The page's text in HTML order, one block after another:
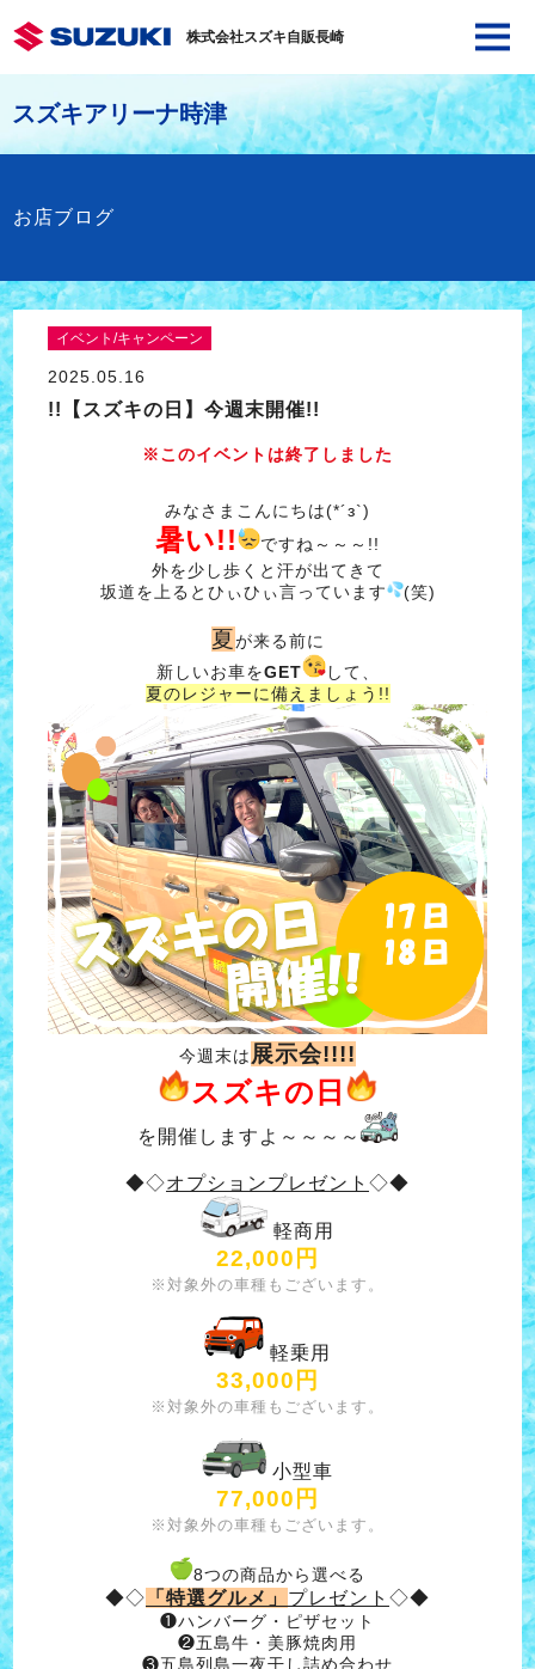
株式会社スズキ自販長崎
スズキアリーナ時津
お店ブログ
イベント/キャンペーン
2025.05.16
!!【スズキの日】今週末開催!!
※このイベントは終了しました
みなさまこんにちは(*´з`)
暑い!!
ですね～～～!!
外を少し歩くと汗が出てきて
坂道を上るとひぃひぃ言っています
(笑)
夏が来る前に
新しいお車をGET
して、
夏のレジャーに備えましょう!!
今週末は 展示会!!!!
スズキの日
を開催しますよ～～～～
◆◇オプションプレゼント ◇◆
軽商用
22,000円
※対象外の車種もございます。
軽乗用
33,000円
※対象外の車種もございます。
小型車
77,000円
※対象外の車種もございます。
8つの商品から選べる
◆◇ 「特選グルメ」 プレゼント ◇◆
❶ハンバーグ・ピザセット
❷五島牛・美豚焼肉用
❸五島列島一夜干し詰め合わせ